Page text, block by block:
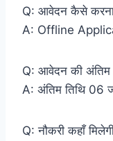
Q: आवेदन कैसे
A: Offline
Q: आवेदन की अंतिम
A: अंतिम तिथि 06
Q: नौकरी कहाँ